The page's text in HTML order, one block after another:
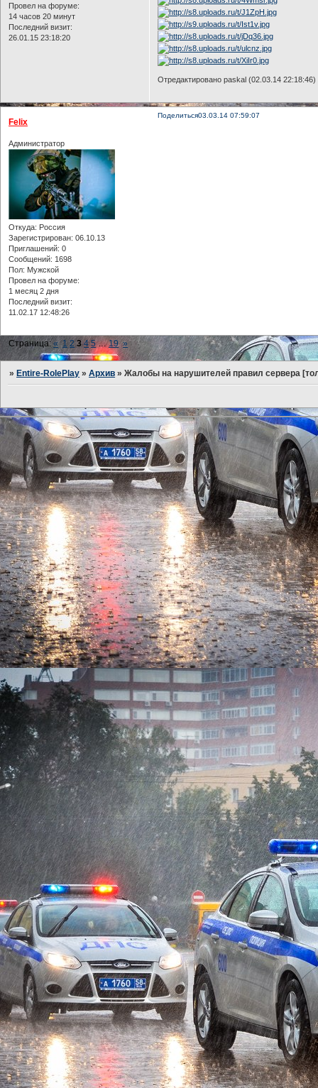
Провел на форуме:
14 часов 20 минут
Последний визит:
26.01.15 23:18:20
Отредактировано paskal (02.03.14 22:18:46)
Поделиться03.03.14 07:59:07
Felix
Администратор
Откуда: Россия
Зарегистрирован: 06.10.13
Приглашений: 0
Сообщений: 1698
Пол: Мужской
Провел на форуме:
1 месяц 2 дня
Последний визит:
11.02.17 12:48:26
Страница:« 1 2 3 4 5 … 19 »
» Entire-RolePlay »Архив »Жалобы на нарушителей правил сервера